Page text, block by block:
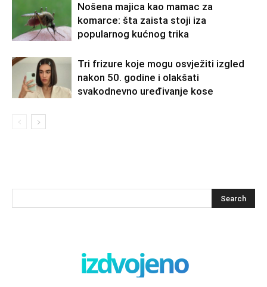
Nošena majica kao mamac za
komarce: šta zaista stoji iza
popularnog kućnog trika
Tri frizure koje mogu osvježiti izgled
nakon 50. godine i olakšati
svakodnevno uređivanje kose
izdvojeno